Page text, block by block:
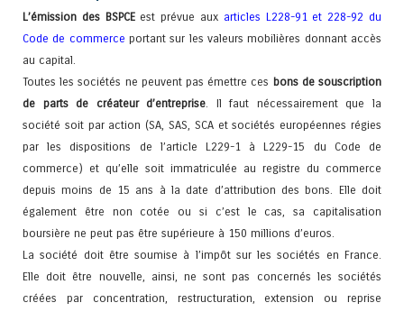
L’émission des BSPCEest prévue aux articles L228-91 et 228-92 du
Code de commerce portant sur les valeurs mobilières donnant accès
au capital.
Toutes les sociétés ne peuvent pas émettre ces bons de souscription
de parts de créateur d’entreprise. Il faut nécessairement que la
société soit par action (SA, SAS, SCA et sociétés européennes régies
par les dispositions de l’article L229-1 à L229-15 du Code de
commerce) et qu’elle soit immatriculée au registre du commerce
depuis moins de 15 ans à la date d’attribution des bons. Elle doit
également être non cotée ou si c’est le cas, sa capitalisation
boursière ne peut pas être supérieure à 150 millions d’euros.
La société doit être soumise à l’impôt sur les sociétés en France.
Elle doit être nouvelle, ainsi, ne sont pas concernés les sociétés
créées par concentration, restructuration, extension ou reprise